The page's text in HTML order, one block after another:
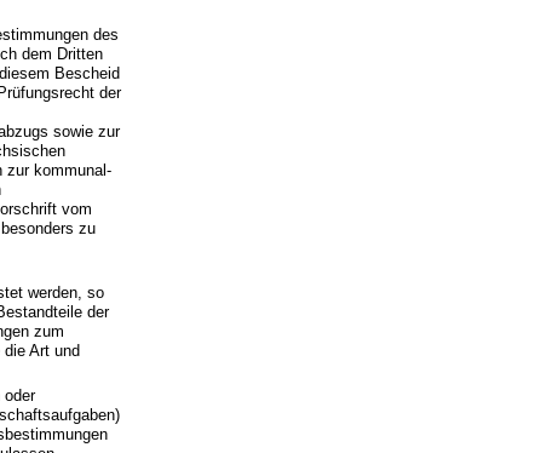
des
dem Dritten
Bescheid
der
sowie zur
zur kommunal-
vom
zu
werden, so
der
zum
Art und
oder